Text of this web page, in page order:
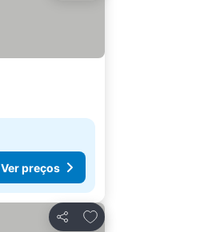
Ver preços
Partilhar
Adicionar aos favoritos